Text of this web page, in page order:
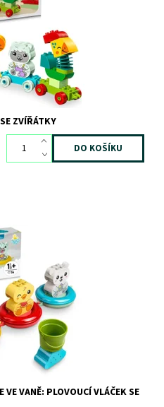
ZVÍŘÁTKY
každém koupání se 3
VANĚ: PLOVOUCÍ VLÁČEK SE